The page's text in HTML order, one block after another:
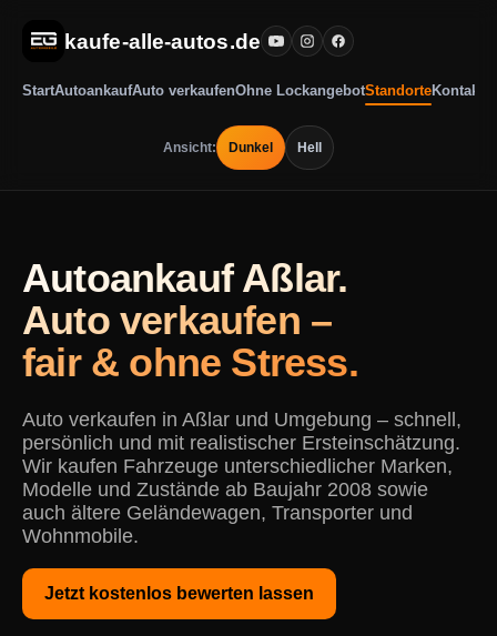
kaufe-alle-autos.de
StartAutoankaufAuto verkaufenOhne LockangebotStandorteKontakt
Ansicht: Dunkel Hell
Autoankauf Aßlar.
Auto verkaufen –
fair & ohne Stress.
Auto verkaufen in Aßlar und Umgebung – schnell,
persönlich und mit realistischer Ersteinschätzung.
Wir kaufen Fahrzeuge unterschiedlicher Marken,
Modelle und Zustände ab Baujahr 2008 sowie
auch ältere Geländewagen, Transporter und
Wohnmobile.
Jetzt kostenlos bewerten lassen